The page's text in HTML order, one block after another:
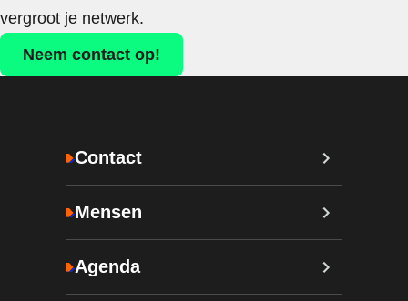
vergroot je netwerk.
Neem contact op!
Contact
Mensen
Agenda